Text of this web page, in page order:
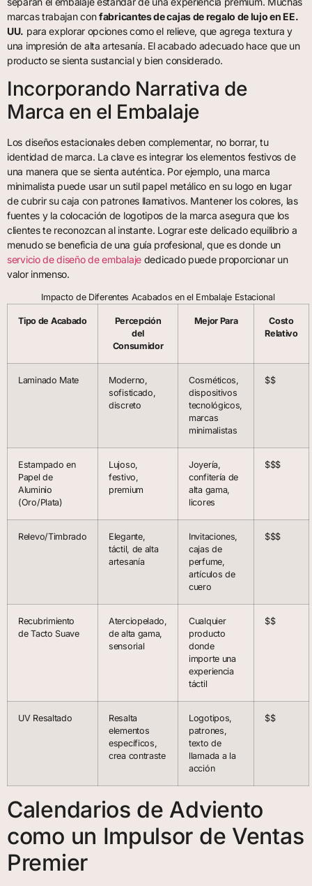
marcas trabajan confabricantes de cajas de regalo de lujo en EE.
UU. para explorar opciones como el relieve, que agrega textura y
una impresión de alta artesanía. El acabado adecuado hace que un
producto se sienta sustancial y bien considerado.
Incorporando Narrativa de
Marca en el Embalaje
Los diseños estacionales deben complementar, no borrar, tu
identidad de marca. La clave es integrar los elementos festivos de
una manera que se sienta auténtica. Por ejemplo, una marca
minimalista puede usar un sutil papel metálico en su logo en lugar
de cubrir su caja con patrones llamativos. Mantener los colores, las
fuentes y la colocación de logotipos de la marca asegura que los
clientes te reconozcan al instante. Lograr este delicado equilibrio a
menudo se beneficia de una guía profesional, que es donde un
servicio de diseño de embalaje dedicado puede proporcionar un
valor inmenso.
Impacto de Diferentes Acabados en el Embalaje Estacional
Tipo de Acabado
Percepción
del
Consumidor
Mejor Para
Costo
Relativo
Laminado Mate
Moderno,
sofisticado,
discreto
Cosméticos,
dispositivos
tecnológicos,
marcas
minimalistas
$$
Estampado en
Papel de
Aluminio
(Oro/Plata)
Lujoso,
festivo,
premium
Joyería,
confitería de
alta gama,
licores
$$$
Relevo/Timbrado
Elegante,
táctil, de alta
artesanía
Invitaciones,
cajas de
perfume,
artículos de
cuero
$$$
Recubrimiento
de Tacto Suave
Aterciopelado,
de alta gama,
sensorial
Cualquier
producto
donde
importe una
experiencia
táctil
$$
UV Resaltado
Resalta
elementos
específicos,
crea contraste
Logotipos,
patrones,
texto de
llamada a la
acción
$$
Calendarios de Adviento
como un Impulsor de Ventas
Premier